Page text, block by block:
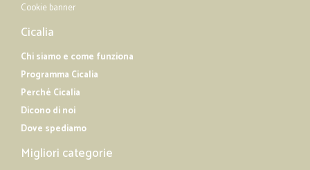
Cookie banner
Cicalia
Chi siamo e come funziona
Programma Cicalia
Perché Cicalia
Dicono di noi
Dove spediamo
Migliori categorie